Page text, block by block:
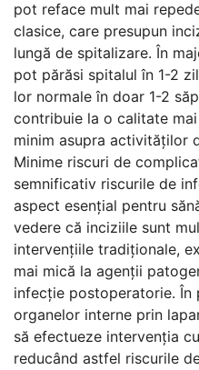
pot reface mult mai
clasice, care presupun
lungă de spitalizare. În
pot părăsi spitalul în 1-2
lor normale în doar 1-2
contribuie la o calitate
minim asupra activităților
Minime riscuri de
semnificativ riscurile de
aspect esențial pentru
vedere că inciziile sunt
intervențiile tradiționale,
mai mică la agenții
infecție postoperatorie. În
organelor interne prin
să efectueze intervenția
reducând astfel riscurile